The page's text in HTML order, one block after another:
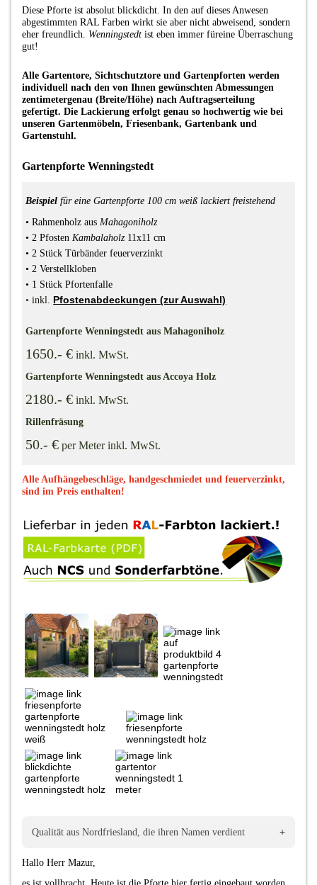
Diese Pforte ist absolut blickdicht. In den auf dieses Anwesen
abgestimmten RAL Farben wirkt sie aber nicht abweisend, sondern
eher freundlich. Wenningstedt ist eben immer füreine Überraschung
gut!
Alle Gartentore, Sichtschutztore und Gartenpforten werden
individuell nach den von Ihnen gewünschten Abmessungen
zentimetergenau (Breite/Höhe) nach Auftragserteilung
gefertigt. Die Lackierung erfolgt genau so hochwertig wie bei
unseren Gartenmöbeln, Friesenbank, Gartenbank und
Gartenstuhl.
Gartenpforte Wenningstedt
Beispiel für eine Gartenpforte 100 cm weiß lackiert freistehend
•Rahmenholz aus Mahagoniholz
• 2 PfostenKambalaholz11x11 cm
• 2 Stück Türbänder feuerverzinkt
• 2 Verstellkloben
• 1 Stück Pfortenfalle
•inkl. Pfostenabdeckungen (zur Auswahl)
Gartenpforte Wenningstedt aus Mahagoniholz
1650.- € inkl. MwSt.
Gartenpforte Wenningstedt aus Accoya Holz
2180.- € inkl. MwSt.
Rillenfräsung
50.- € per Meter inkl. MwSt.
Alle Aufhängebeschläge, handgeschmiedet und feuerverzinkt,
sind im Preis enthalten!
Qualität aus Nordfriesland, die ihren Namen verdient +
Hallo Herr Mazur,